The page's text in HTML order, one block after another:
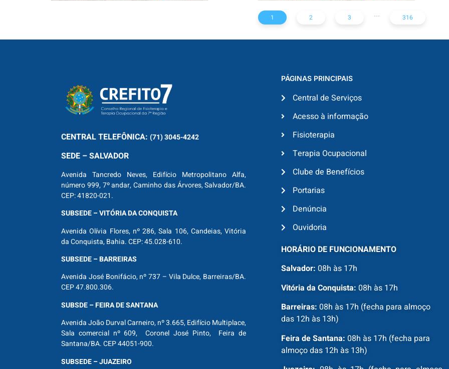
1 2 3 ... 316
CENTRALTELEFÔNICA: (71) 3045-4242
SEDE – SALVADOR
Avenida Tancredo Neves, Edifício Metropolitano Alfa,
número 999, 7º andar, Caminho das Árvores, Salvador/BA.
CEP: 41820-021.
SUBSEDE – VITÓRIA DA CONQUISTA
Avenida Olívia Flores, nº 286, Sala 106, Candeias, Vitória
da Conquista, Bahia. CEP: 45.028-610.
SUBSEDE – BARREIRAS
Avenida José Bonifácio, nº 737 – Vila Dulce, Barreiras/BA.
CEP 47.800.306.
SUBSDE – FEIRA DE SANTANA
Avenida João Durval Carneiro, nº 3.665, Edifício Multiplace,
Sala comercial nº 609, Coronel José Pinto, Feira de
Santana/BA. CEP 44051-900.
SUBSEDE – JUAZEIRO
PÁGINAS PRINCIPAIS
Central de Serviços
Acesso à informação
Fisioterapia
Terapia Ocupacional
Clube de Benefícios
Portarias
Denúncia
Ouvidoria
HORÁRIO DE FUNCIONAMENTO
Salvador: 08h às 17h
Vitória da Conquista: 08h às 17h
Barreiras: 08h às 17h (fecha para almoço
das 12h às 13h)
Feira de Santana: 08h às 17h (fecha para
almoço das 12h às 13h)